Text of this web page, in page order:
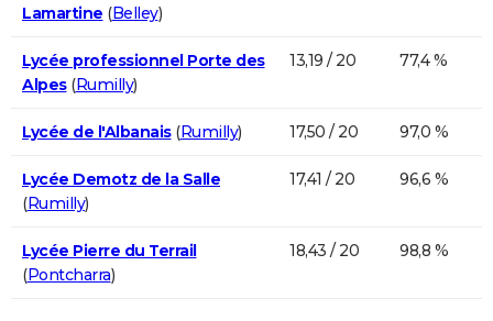
Lamartine (Belley)
Lycée professionnel Porte des
Alpes(Rumilly)
13,19 / 20 77,4 %
Lycée de l'Albanais(Rumilly) 17,50 / 20 97,0 %
Lycée Demotz de la Salle
(Rumilly)
17,41 / 20 96,6 %
Lycée Pierre du Terrail
(Pontcharra)
18,43 / 20 98,8 %